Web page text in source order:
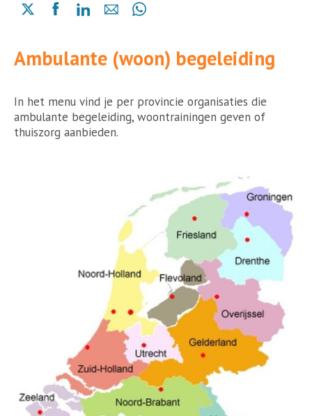
Delen
(opent
in
nieuwe
pagina)
Delen
(opent
in
nieuwe
pagina)
Delen
(opent
in
nieuwe
pagina)
Delen
mail
Delen
(opent
nieuwe
pagina)
Ambulante (woon) begeleiding
In het menu vind je per provincie organisaties die
ambulante begeleiding, woontrainingen geven of
thuiszorg aanbieden.